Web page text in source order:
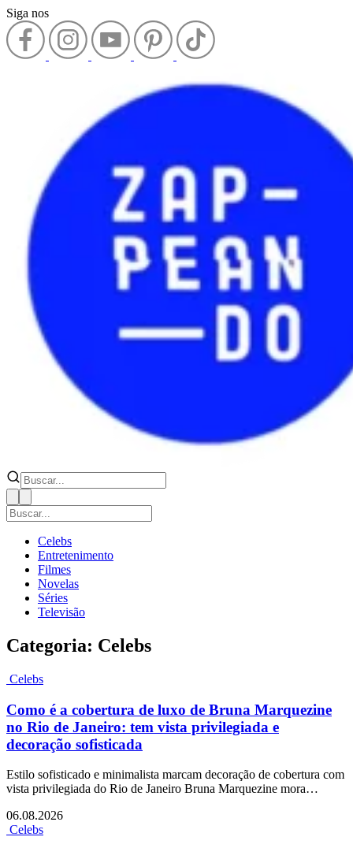
Siga nos
Celebs
Entretenimento
Filmes
Novelas
Séries
Televisão
Categoria: Celebs
Celebs
Como é a cobertura de luxo de Bruna Marquezine
no Rio de Janeiro: tem vista privilegiada e
decoração sofisticada
Estilo sofisticado e minimalista marcam decoração de cobertura com
vista privilegiada do Rio de Janeiro Bruna Marquezine mora…
06.08.2026
Celebs